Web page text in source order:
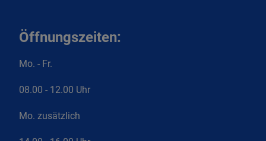
Öffnungszeiten:
Mo. - Fr.
08.00 - 12.00 Uhr
Mo. zusätzlich